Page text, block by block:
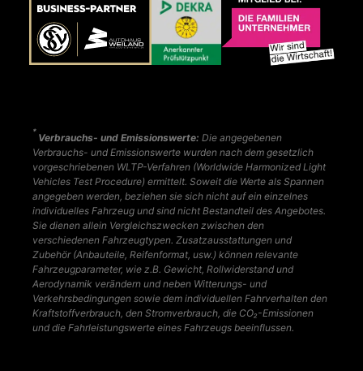
*
Verbrauchs- und Emissionswerte: Die angegebenen
Verbrauchs- und Emissionswerte wurden nach dem gesetzlich
vorgeschriebenen WLTP-Verfahren (Worldwide Harmonized Light
Vehicles Test Procedure) ermittelt. Soweit die Werte als Spannen
angegeben werden, beziehen sie sich nicht auf ein einzelnes
individuelles Fahrzeug und sind nicht Bestandteil des Angebotes.
Sie dienen allein Vergleichszwecken zwischen den
verschiedenen Fahrzeugtypen. Zusatzausstattungen und
Zubehör (Anbauteile, Reifenformat, usw.) können relevante
Fahrzeugparameter, wie z.B. Gewicht, Rollwiderstand und
Aerodynamik verändern und neben Witterungs- und
Verkehrsbedingungen sowie dem individuellen Fahrverhalten den
Kraftstoffverbrauch, den Stromverbrauch, die CO₂-Emissionen
und die Fahrleistungswerte eines Fahrzeugs beeinflussen.